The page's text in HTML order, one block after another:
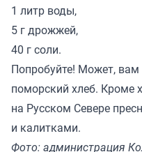
1 литр воды,
5 г дрожжей,
40 г соли.
Попробуйте! Может, вам
поморский хлеб. Кроме
на Русском Севере
и калитками.
Фото: администрация